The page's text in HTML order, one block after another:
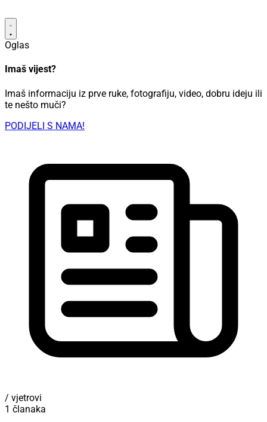
Oglas
Imaš vijest?
Imaš informaciju iz prve ruke, fotografiju, video, dobru ideju ili
te nešto muči?
PODIJELI S NAMA!
/ vjetrovi
1 članaka